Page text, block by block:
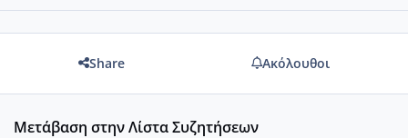
Share Ακόλουθοι
Μετάβαση στην Λίστα Συζητήσεων